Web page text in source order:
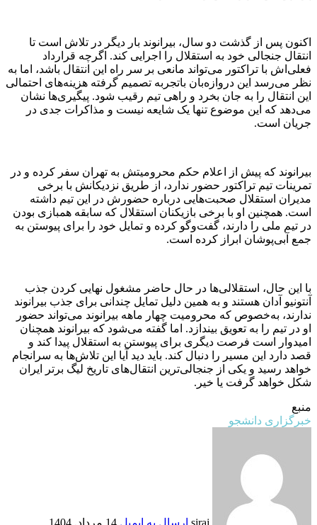
اکنون پس از گذشت دو سال، بیرانوند بار دیگر در تلاش است تا
انتقال جنجالی خود به استقلال را اجرایی کند. اگرچه قرارداد
فعلی‌اش با تراکتور می‌تواند مانعی بر سر راه این انتقال باشد، اما به
نظر می‌رسد این دروازه‌بان باتجربه تصمیم گرفته هزینه‌های احتمالی
این انتقال را به جان بخرد و راهی تیم رقیب شود. پیگیری‌ها نشان
می‌دهد که این موضوع تنها یک شایعه نیست و مذاکرات جدی در
جریان است.
بیرانوند که پیش از اعلام حکم محرومیتش به تهران سفر کرده و در
تمرینات تیم تراکتور حضور ندارد، از طریق نزدیکانش با برخی
مدیران استقلال صحبت‌هایی درباره حضورش در این تیم داشته
است. همچنین او با برخی بازیکنان استقلال که سابقه همبازی بودن
در تیم ملی را دارند، گفت‌و‌گو کرده و تمایل خود را برای پیوستن به
جمع آبی‌پوشان ابراز کرده است.
با این حال، استقلالی‌ها در حال حاضر مشغول نهایی کردن جذب
آنتونیو آدان هستند و به همین دلیل تمایل چندانی برای جذب بیرانوند
ندارند، به‌خصوص که محرومیت چهار ماهه بیرانوند می‌تواند حضور
او در تیم را به تعویق بیندازد. اما گفته می‌شود که بیرانوند همچنان
امیدوار است فرصت دیگری برای پیوستن به استقلال پیدا کند و
قصد دارد این مسیر را دنبال کند. باید دید آیا این تلاش‌ها به سرانجام
خواهد رسید و یکی از جنجالی‌ترین انتقال‌های تاریخ لیگ برتر ایران
شکل خواهد گرفت یا خیر.
منبع
خبرگزاری دانشجو
sjraj ارسال به ایمیل 14 مرداد, 1404